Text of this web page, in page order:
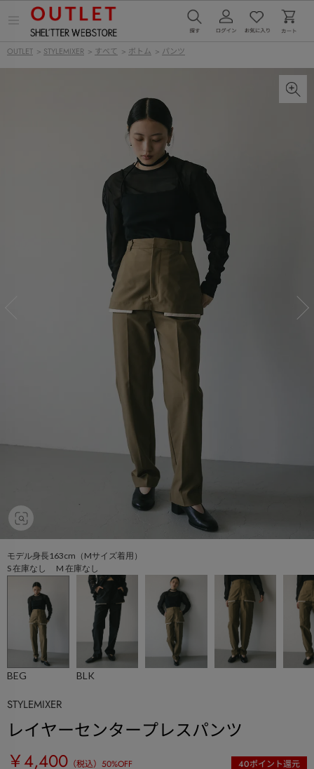
ー
を
OUTLET > STYLEMIXER > すべて > ボトム > パンツ
モデル身長163cm（Mサイズ着用）
S 在庫なし M 在庫なし
BEG BLK
STYLEMIXER
レイヤーセンタープレスパンツ
￥4,400 （税込） 50%OFF 40ポイント還元